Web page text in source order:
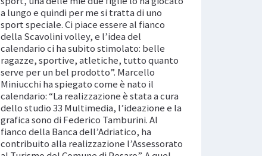
a lungo e quindi per me si tratta di uno
sport speciale. Ci piace essere al fianco
della Scavolini volley, e l’idea del
calendario ci ha subito stimolato: belle
ragazze, sportive, atletiche, tutto quanto
serve per un bel prodotto”. Marcello
Miniucchi ha spiegato come è nato il
calendario: “La realizzazione è stata a cura
dello studio 33 Multimedia, l’ideazione e la
grafica sono di Federico Tamburini. Al
fianco della Banca dell’Adriatico, ha
contribuito alla realizzazione l’Assessorato